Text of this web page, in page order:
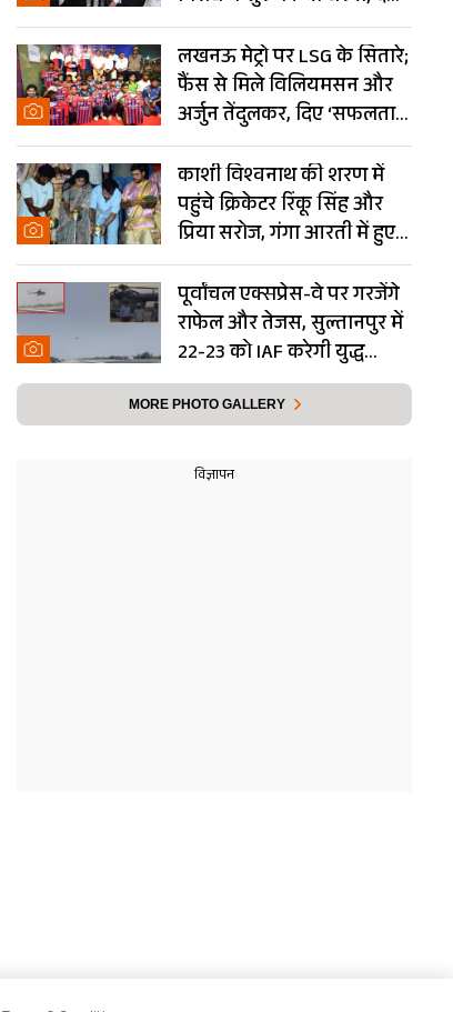
Photos
लखनऊ मेट्रो पर LSG के सितारे;
फैंस से मिले विलियमसन और
अर्जुन तेंदुलकर, दिए ‘सफलता
के मंत्र’- PHOTOS
काशी विश्वनाथ की शरण में
पहुंचे क्रिकेटर रिंकू सिंह और
प्रिया सरोज, गंगा आरती में हुए
शामिल- Photos
पूर्वांचल एक्सप्रेस-वे पर गरजेंगे
राफेल और तेजस, सुल्तानपुर में
22-23 को IAF करेगी युद्ध
अभ्यास
MORE PHOTO GALLERY